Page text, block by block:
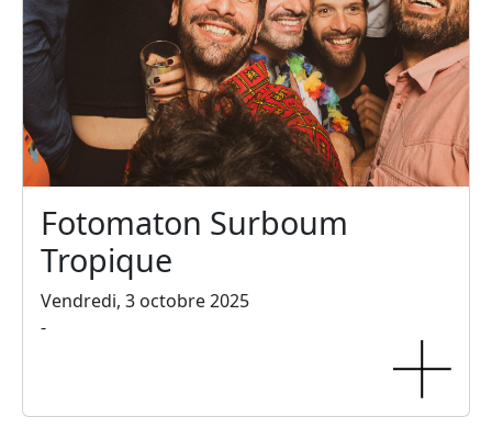
Fotomaton Surboum
Tropique
Vendredi, 3 octobre 2025
-